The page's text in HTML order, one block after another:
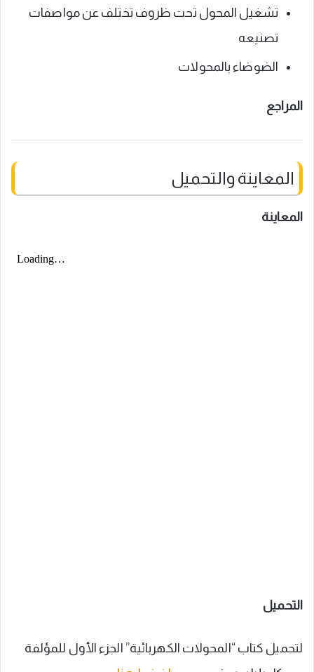
تشغيل المحول تحت ظروف تختلف عن مواصفات
تصنيعه
الضوضاء بالمحولات
المراجع
المعاينة والتحميل
المعاينة
التحميل
لتحميل كتاب “المحولات الكهربائية” الجزء الأول للمؤلفة